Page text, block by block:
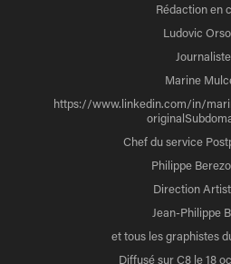
Rédaction en
Ludovic
Journaliste
Marine
https://www.linkedin.com/in/
Chef du service
Philippe
Direction
Jean-Philippe
et tous les graphistes
Diffusé sur C8 le 18